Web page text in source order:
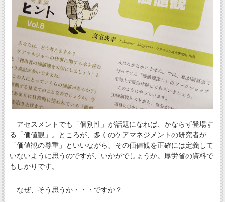
アセスメントでも「個別性」が話題になれば、かならず登場す
る「価値観」。ところが、多くのケアマネジメントの研究者が
「価値観の尊重」といいながら、その価値観を正確には定義して
いないように思うのですが、いかがでしょうか。厚労省の資料で
もしかりです。
なぜ、そう思うか・・・ですか？